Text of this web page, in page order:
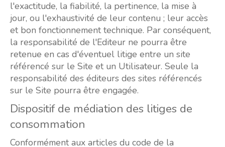
l'exactitude, la fiabilité, la pertinence, la mise à
jour, ou l'exhaustivité de leur contenu ; leur accès
et bon fonctionnement technique. Par conséquent,
la responsabilité de l'Editeur ne pourra être
retenue en cas d'éventuel litige entre un site
référencé sur le Site et un Utilisateur. Seule la
responsabilité des éditeurs des sites référencés
sur le Site pourra être engagée.
Dispositif de médiation des litiges de
consommation
Conformément aux articles du code de la